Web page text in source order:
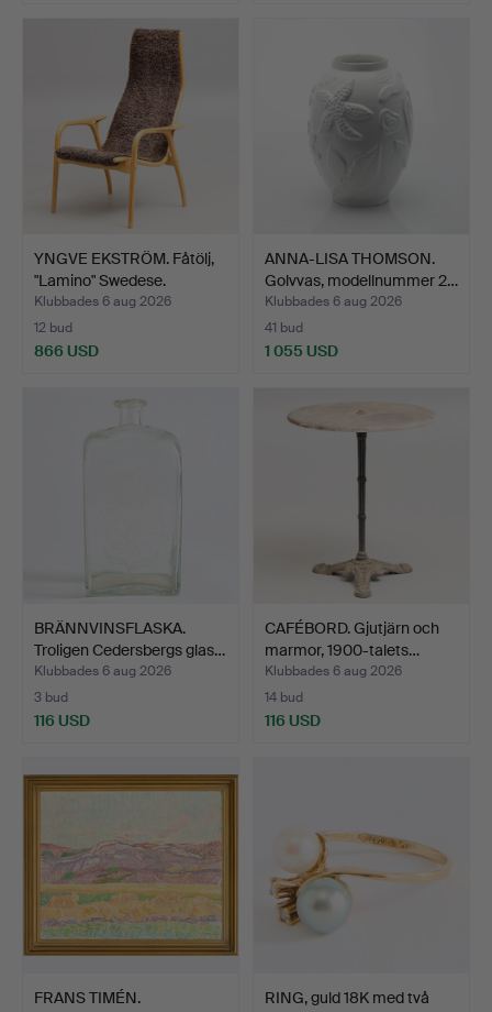
YNGVE EKSTRÖM. Fåtölj,
"Lamino" Swedese.
Klubbades 6 aug 2026
12 bud
866 USD
ANNA-LISA THOMSON.
Golvvas, modellnummer 2…
Klubbades 6 aug 2026
41 bud
1 055 USD
BRÄNNVINSFLASKA.
Troligen Cedersbergs glas…
Klubbades 6 aug 2026
3 bud
116 USD
CAFÉBORD. Gjutjärn och
marmor, 1900-talets…
Klubbades 6 aug 2026
14 bud
116 USD
FRANS TIMÉN.
RING, guld 18K med två